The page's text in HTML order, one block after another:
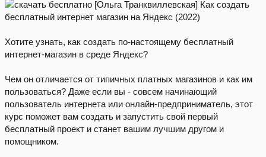
Хотите узнать, как создать по-настоящему бесплатный
интернет-магазин в среде Яндекс?
Чем он отличается от типичных платных магазинов и как им
пользоваться? Даже если вы - совсем начинающий
пользователь интернета или онлайн-предприниматель, этот
курс поможет вам создать и запустить свой первый
бесплатный проект и станет вашим лучшим другом и
помощником.